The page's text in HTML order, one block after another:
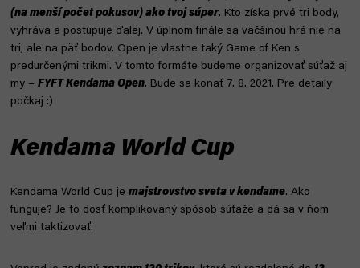
(na menší počet pokusov) ako tvoj súper. Kto získa prvé tri body,
vyhráva a postupuje ďalej. V úplnom finále sa väčšinou hrá nie na
tri, ale na päť bodov. Open je vlastne taký Game of Ken s
predurčenými trikmi. V tomto formáte budeme organizovať súťaž aj
my – FYFT Kendama Open. Bude sa konať 7. 8. 2021. Pre detaily
počkaj :)
Kendama World Cup
Kendama World Cup je majstrovstvo sveta v kendame. Ako
funguje? Je to dosť komplikovaný spôsob súťaže a dá sa v ňom
veľmi taktizovať.